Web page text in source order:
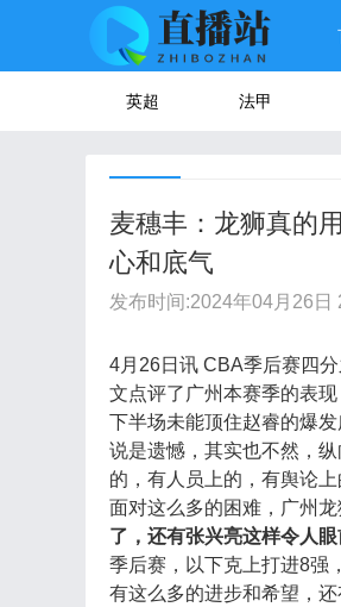
英超 法甲
麦穗丰：龙狮真的
心和底气
发布时间:2024年04月26日
4月26日讯 CBA季后赛四
文点评了广州本赛季的表现
下半场未能顶住赵睿的爆
说是遗憾，其实也不然，
的，有人员上的，有舆论上
面对这么多的困难，广州龙
了，还有张兴亮这样令人眼
季后赛，以下克上打进8强
有这么多的进步和希望，